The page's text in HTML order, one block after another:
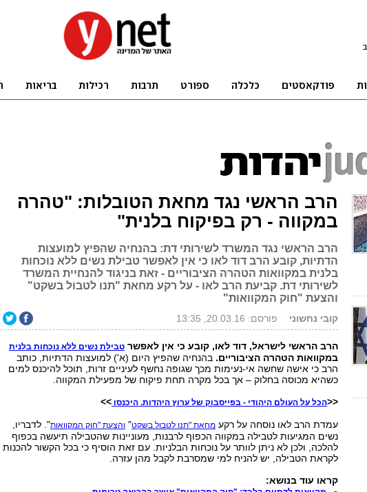
הרב הראשי נגד מחאת הטובלות: "טהרה
במקווה - רק בפיקוח בלנית"
הרב הראשי נגד המשרד לשירותי דת: בהנחיה שהפיץ למועצות
הדתיות, קובע הרב דוד לאו כי אין לאפשר טבילת נשים ללא נוכחות
בלנית במקוואות הטהרה הציבוריים - זאת בניגוד להנחיית המשרד
לשירותי דת. קביעת הרב לאו - על רקע מחאת "תנו לטבול בשקט"
והצעת "חוק המקוואות"
קובי נחשוני פורסם: 20.03.16, 13:35
הרב הראשי לישראל, דוד לאו, קובע כי אין לאפשר טבילת נשים ללא נוכחות בלנית
במקוואות הטהרה הציבוריים. בהנחיה שהפיץ היום (א') למועצות הדתיות, כותב
הרב כי אישה שחשה אי-נעימות מכך שגופה נחשף לעיניים זרות, תוכל להיכנס למים
כשהיא מכוסה בחלוק – אך בכל מקרה תחת פיקוח של מפעילת המקווה.
<<הכל על העולם היהודי - בפייסבוק של ערוץ היהדות. היכנסו >>
עמדת הרב לאו נוסחה על רקע מחאת "תנו לטבול בשקט" והצעת "חוק המקוואות". לדבריו,
נשים המגיעות לטבילה במקווה הכפוף לרבנות, מעוניינות שהטבילה תיעשה בכפוף
להלכה, ולכן לא ניתן לוותר על נוכחות הבלניות. עם זאת הוסיף כי בכל הקשור להכנות
לקראת הטבילה, יש להניח למי שמסרבת לקבל מהן עזרה.
קראו עוד בנושא: